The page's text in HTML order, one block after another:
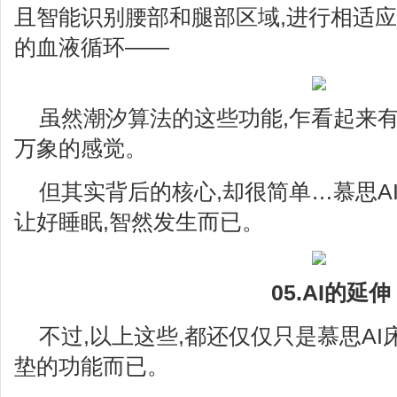
且智能识别腰部和腿部区域,进行相适
的血液循环——
虽然潮汐算法的这些功能,乍看起来
万象的感觉。
但其实背后的核心,却很简单…慕思
让好睡眠,智然发生而已。
05.AI的延伸
不过,以上这些,都还仅仅只是慕思AI
垫的功能而已。